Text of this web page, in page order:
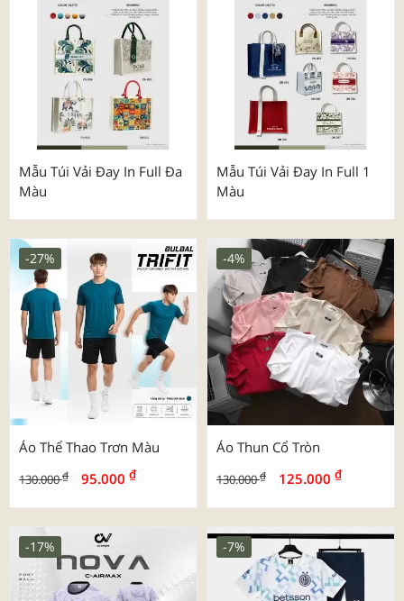
Mẫu Túi Vải Đay In Full Đa
Màu
Mẫu Túi Vải Đay In Full 1
Màu
Áo Thể Thao Trơn Màu
130.000₫ 95.000 ₫
-27%
Áo Thun Cổ Tròn
130.000₫ 125.000 ₫
-4%
-17% -7%